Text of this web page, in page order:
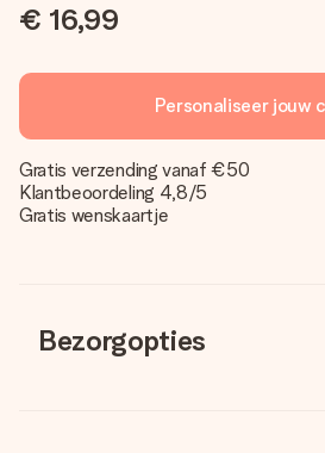
€ 16,99
Personaliseer jouw
Gratis verzending vanaf €50
Klantbeoordeling 4,8/5
Gratis wenskaartje
Bezorgopties